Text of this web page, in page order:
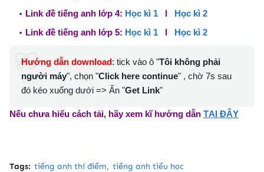
Link đề tiếng anh lớp 4: Học kì 1 l Học kì 2
Link đề tiếng anh lớp 5: Học kì 1 l Học kì 2
Hướng dẫn download: tick vào ô "Tôi không phải
người máy", chọn "Click here continue" , chờ 7s sau
đó kéo xuống dưới => Ấn "Get Link"
Nếu chưa hiểu cách tải, hãy xem kĩ hướng dẫn TẠI ĐÂY
Tags: tiếng anh thí điểm tiếng anh tiểu học